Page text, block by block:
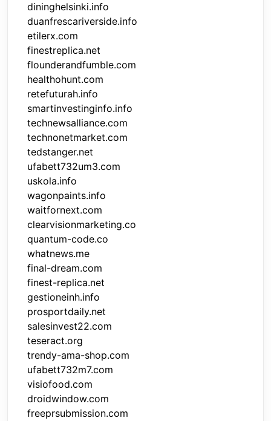
dininghelsinki.info
duanfrescariverside.info
etilerx.com
finestreplica.net
flounderandfumble.com
healthohunt.com
retefuturah.info
smartinvestinginfo.info
technewsalliance.com
technonetmarket.com
tedstanger.net
ufabett732um3.com
uskola.info
wagonpaints.info
waitfornext.com
clearvisionmarketing.co
quantum-code.co
whatnews.me
final-dream.com
finest-replica.net
gestioneinh.info
prosportdaily.net
salesinvest22.com
teseract.org
trendy-ama-shop.com
ufabett732m7.com
visiofood.com
droidwindow.com
freeprsubmission.com